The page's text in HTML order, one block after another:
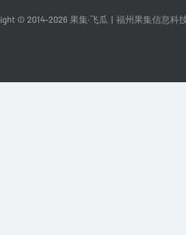
© 2014-2026 果集·飞瓜 福州果集信息科